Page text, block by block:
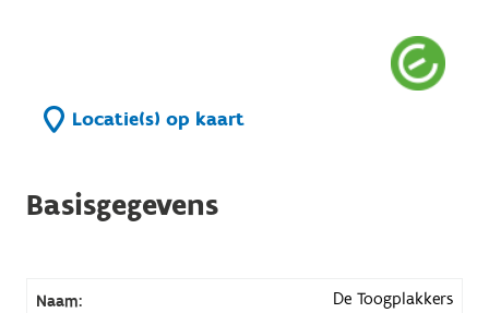
Locatie(s) op kaart
Basisgegevens
Naam: De Toogplakkers